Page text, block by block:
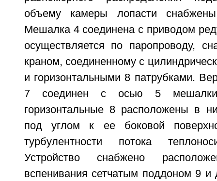
объему камеры лопасти
Мешалка 4 соединена с приводом
осуществляется по паропроводу,
краном, соединенному с
и горизонтальными 8 патрубками.
7 соединен с осью 5
горизонтальные 8 расположены в
под углом к ее боковой
турбулентности потока
Устройство снабжено
вспенивания сетчатым поддоном 9